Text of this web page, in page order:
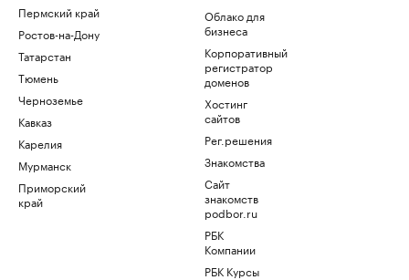
Пермский край
Ростов-на-Дону
Татарстан
Тюмень
Черноземье
Кавказ
Карелия
Мурманск
Приморский
край
Облако для
бизнеса
Корпоративный
регистратор
доменов
Хостинг
сайтов
Рег.решения
Знакомства
Сайт
знакомств
podbor.ru
РБК
Компании
РБК Курсы